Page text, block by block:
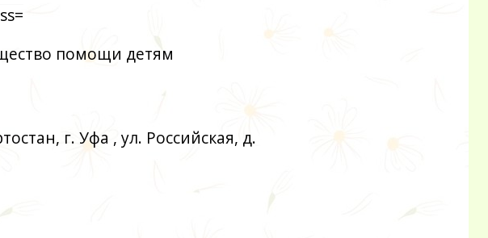
помощи детям
г. Уфа , ул. Российская, д.